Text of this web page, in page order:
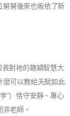
舅舅後來也皈依了新
長對祂的聰穎智慧大
麼可以教給天賦如此
”）恪守安靜、專心
老師。